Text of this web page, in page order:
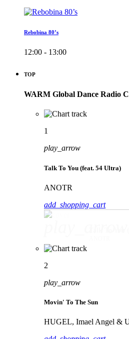
Rebobina 80’s
12:00 - 13:00
TOP
WARM Global Dance Radio
1
play_arrow
Talk To You (feat. 54 Ultra)
ANOTR
add_shopping_cart
2
play_arrow
Movin' To The Sun
HUGEL, Imael Angel &